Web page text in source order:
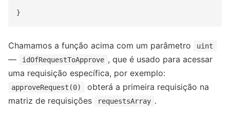
Chamamos a função acima com um parâmetro uint
— idOfRequestToApprove , que é usado para acessar
uma requisição específica, por exemplo:
approveRequest(0)
obterá a primeira requisição na
matriz de requisições
requestsArray .